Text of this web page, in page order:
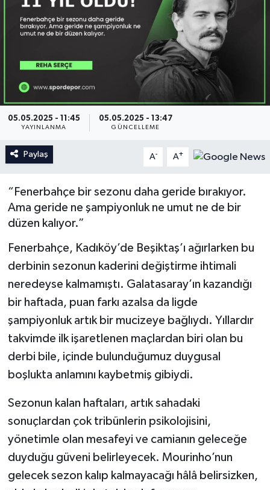
05.05.2025 - 11:45
YAYINLANMA
05.05.2025 - 13:47
GÜNCELLEME
Paylaş A- A+
“Fenerbahçe bir sezonu daha geride bırakıyor.
Ama geride ne şampiyonluk ne umut ne de bir
düzen kalıyor.”
Fenerbahçe, Kadıköy’de Beşiktaş’ı ağırlarken bu
derbinin sezonun kaderini değiştirme ihtimali
neredeyse kalmamıştı. Galatasaray’ın kazandığı
bir haftada, puan farkı azalsa da ligde
şampiyonluk artık bir mucizeye bağlıydı. Yıllardır
takvimde ilk işaretlenen maçlardan biri olan bu
derbi bile, içinde bulunduğumuz duygusal
boşlukta anlamını kaybetmiş gibiydi.
Sezonun kalan haftaları, artık sahadaki
sonuçlardan çok tribünlerin psikolojisini,
yönetimle olan mesafeyi ve camianın geleceğe
duyduğu güveni belirleyecek. Mourinho’nun
gelecek sezon kalıp kalmayacağı hâlâ belirsizken,
İngiltere Premier Lig
La Liga
Serie A
İngiltere Premier Lig
Almanya Bundesliga
Serie A
Fransa Ligue 1
Portekiz Ligi
Diğer Futbol Ligleri
Türkiye Basketbol Ligi
Kadınlar Basketbol Ligi
Diğer Basketbol Ligleri
Atletizm
Hentbol